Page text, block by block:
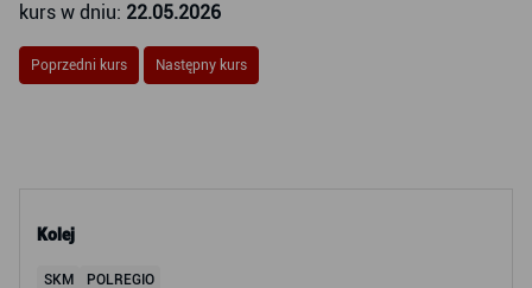
Kolej
SKM POLREGIO
kurs w dniu: 22.05.2026
Poprzedni kurs Następny kurs